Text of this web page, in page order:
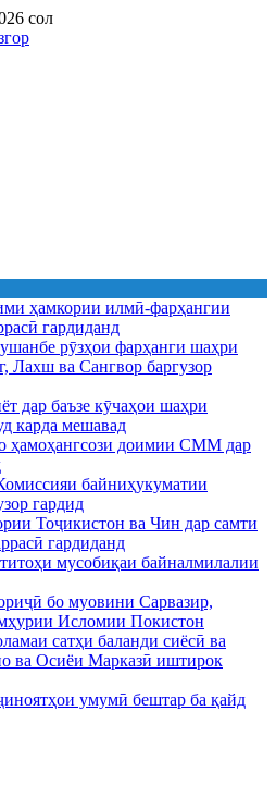
сол
ҳамкории илмӣ-фарҳангии
гардиданд
рӯзҳои фарҳанги шаҳри
Лахш ва Сангвор баргузор
дар баъзе кӯчаҳои шаҳри
карда мешавад
ҳамоҳангсози доимии СММ дар
байниҳукуматии
гардид
Тоҷикистон ва Чин дар самти
гардиданд
мусобиқаи байналмилалии
бо муовини Сарвазир,
Исломии Покистон
сатҳи баланди сиёсӣ ва
ва Осиёи Марказӣ иштирок
умумӣ бештар ба қайд